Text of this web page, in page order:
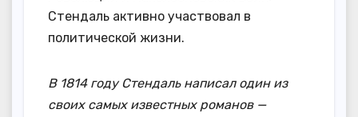
Стендаль активно участвовал в
политической жизни.
В 1814 году Стендаль написал один из
своих самых известных романов —